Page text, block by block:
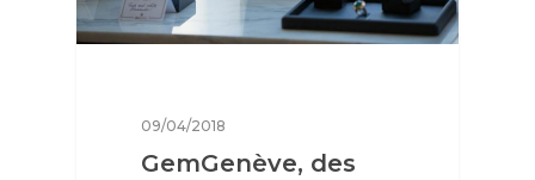
09/04/2018
GemGenève, des